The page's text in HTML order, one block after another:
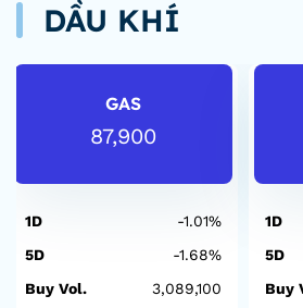
DẦU KHÍ
GAS
87,900
1D
-1.01%
5D
-1.68%
Buy Vol.
3,089,100
1D
5D
Buy